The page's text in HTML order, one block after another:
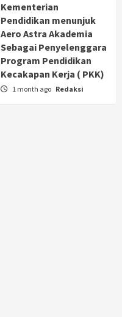
Kementerian
Pendidikan menunjuk
Aero Astra Akademia
Sebagai Penyelenggara
Program Pendidikan
Kecakapan Kerja ( PKK)
1 month ago Redaksi